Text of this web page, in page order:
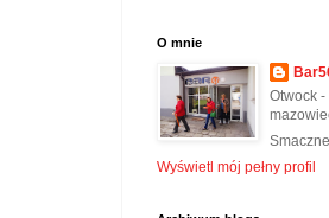
O mnie
Otwock
Wyświetl mój pełny profil